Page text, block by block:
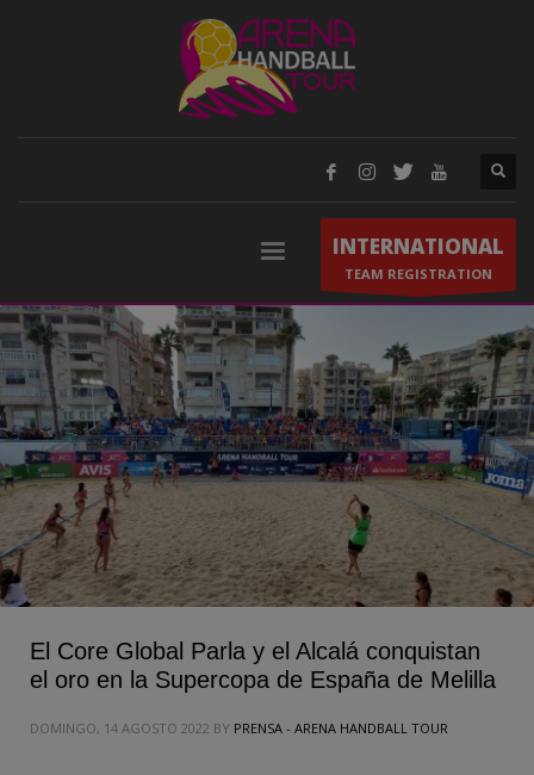
INTERNATIONAL
TEAM REGISTRATION
El Core Global Parla y el Alcalá conquistan
el oro en la Supercopa de España de Melilla
DOMINGO, 14 AGOSTO 2022 BY PRENSA - ARENA HANDBALL TOUR